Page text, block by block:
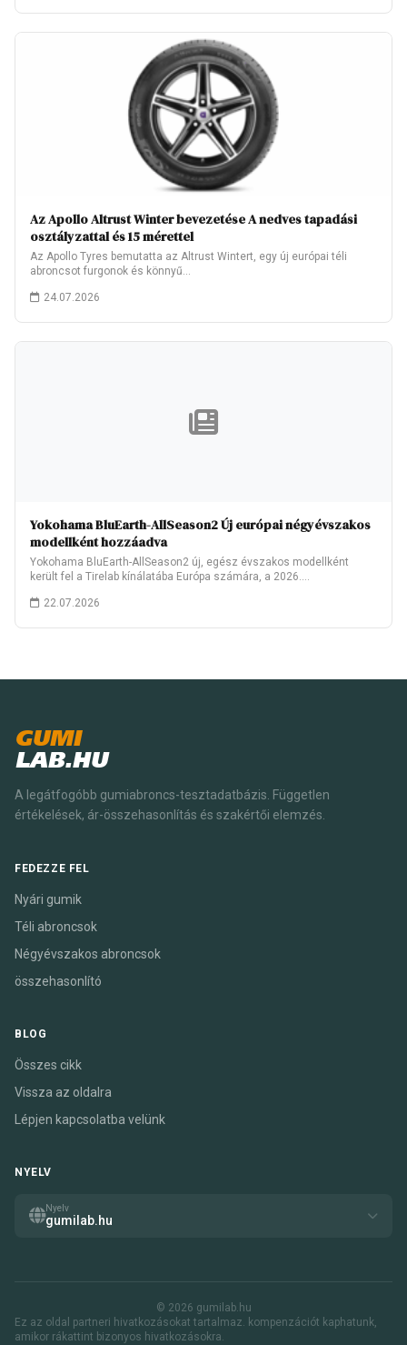
Az Apollo Altrust Winter bevezetése A nedves tapadási
osztályzattal és 15 mérettel
Az Apollo Tyres bemutatta az Altrust Wintert, egy új európai téli
abroncsot furgonok és könnyű…
24.07.2026
Yokohama BluEarth-AllSeason2 Új európai négyévszakos
modellként hozzáadva
Yokohama BluEarth-AllSeason2 új, egész évszakos modellként
került fel a Tirelab kínálatába Európa számára, a 2026.…
22.07.2026
GUMI
LAB.HU
A legátfogóbb gumiabroncs-tesztadatbázis. Független
értékelések, ár-összehasonlítás és szakértői elemzés.
FEDEZZE FEL
Nyári gumik
Téli abroncsok
Négyévszakos abroncsok
összehasonlító
BLOG
Összes cikk
Vissza az oldalra
Lépjen kapcsolatba velünk
NYELV
Nyelv
gumilab.hu
© 2026 gumilab.hu
Ez az oldal partneri hivatkozásokat tartalmaz. kompenzációt kaphatunk,
amikor rákattint bizonyos hivatkozásokra.